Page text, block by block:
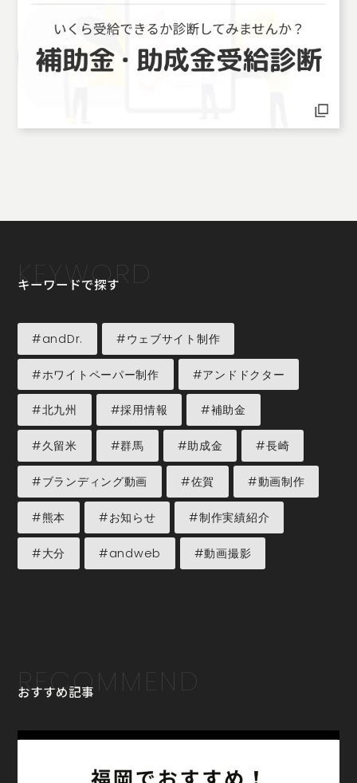
KEYWORD
キーワードで探す
#andDr. #ウェブサイト制作
#ホワイトペーパー制作 #アンドドクター
#北九州 #採用情報 #補助金
#久留米 #群馬 #助成金 #長崎
#ブランディング動画 #佐賀 #動画制作
#熊本 #お知らせ #制作実績紹介
#大分 #andweb #動画撮影
RECOMMEND
おすすめ記事